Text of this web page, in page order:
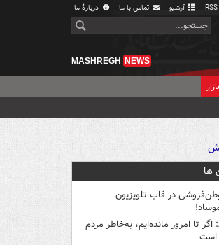
آرشیو تماس با ما دربارهٔ ما
MASHREGH NEWS
بازار
ها
در قاب تلویزیون
اگر تا امروز مانده‌ایم، به‌خاطر مردم
است